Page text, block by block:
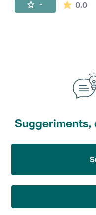
- 0.0
Suggeriments,